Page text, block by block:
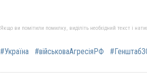
Якщо ви помітили помилку, виділіть необхідний текст і
#Україна #військоваАгресіяРФ